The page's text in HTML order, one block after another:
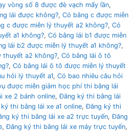
vòng số 8 được đè vạch mấy lần,
lái được không?, Có bằng c được miễn
c được miễn lý thuyết a2 không?, Có
a1 không?, Có bằng lái b1 được miễn
lái b2 được miễn lý thuyết a1 không?,
thuyết a2 không?, Có bằng lái ô tô
, Có bằng lái ô tô được miễn lý thuyết
hỏi lý thuyết a1, Có bao nhiêu câu hỏi
được miễn giảm học phí thi bằng lái
xe 2 bánh online,Đăng ký thi bằng lái
thi bằng lái xe a1 online,Đăng ký thi
ký thi bằng lái xe a2 trực tuyến,Đăng
,Đăng ký thi bằng lái xe máy trực tuyến,